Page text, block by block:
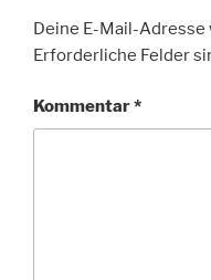
Deine E-Mail-
Erforderliche Felder
Kommentar*